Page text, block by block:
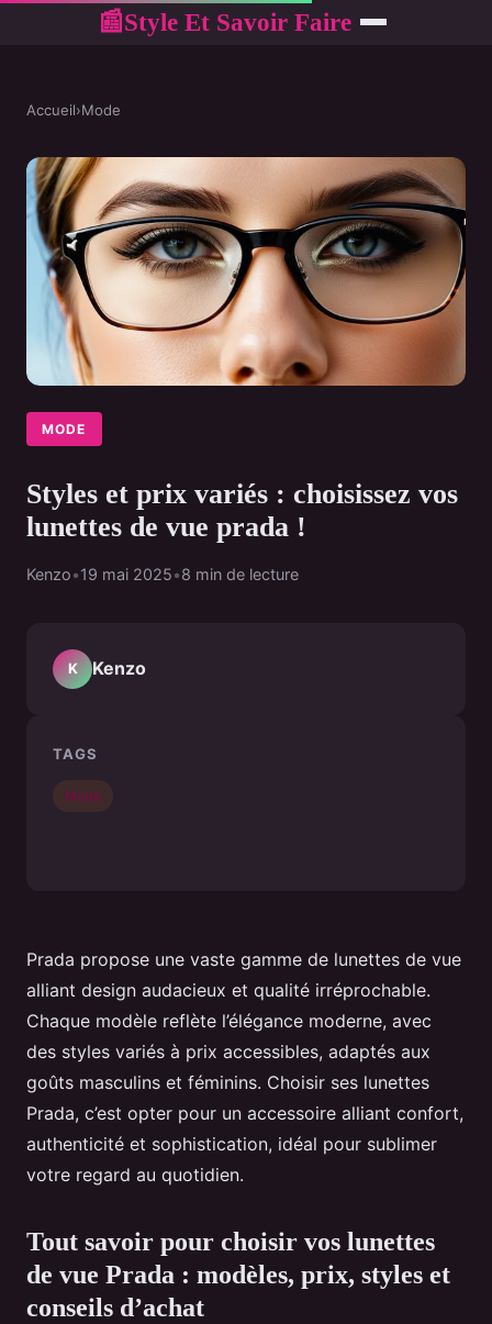
📰Style Et Savoir Faire
Accueil›Mode
MODE
Styles et prix variés : choisissez vos
lunettes de vue prada !
Kenzo•19 mai 2025•8 min de lecture
Prada propose une vaste gamme de lunettes de vue
alliant design audacieux et qualité irréprochable.
Chaque modèle reflète l’élégance moderne, avec
des styles variés à prix accessibles, adaptés aux
goûts masculins et féminins. Choisir ses lunettes
Prada, c’est opter pour un accessoire alliant confort,
authenticité et sophistication, idéal pour sublimer
votre regard au quotidien.
Tout savoir pour choisir vos lunettes
de vue Prada : modèles, prix, styles et
conseils d’achat
K Kenzo
TAGS
Mode